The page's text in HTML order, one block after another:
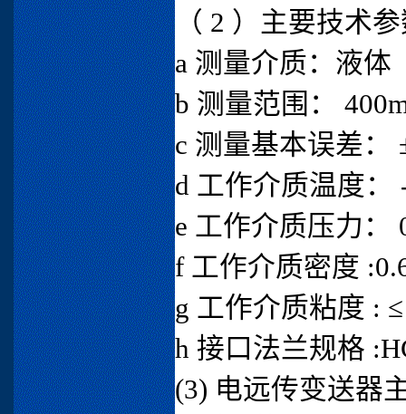
（ 2 ）主要技术
a 测量介质：液体
b 测量范围：
c 测量基本误差：
d 工作介质温度
e 工作介质压力：
f 工作介质密度
g 工作介质粘度 : ≤
h 接口法兰规格
(3) 电远传变送器